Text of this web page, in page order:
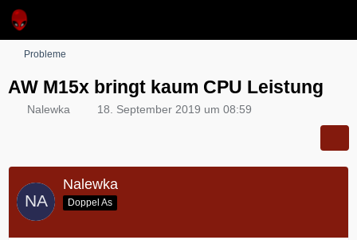
Probleme
AW M15x bringt kaum CPU Leistung
Nalewka 18. September 2019 um 08:59
Nalewka
Doppel As